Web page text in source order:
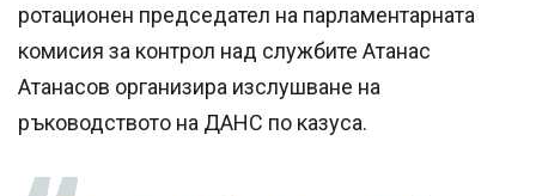
ротационен председател на парламентарната
комисия за контрол над службите Атанас
Атанасов организира изслушване на
ръководството на ДАНС по казуса.